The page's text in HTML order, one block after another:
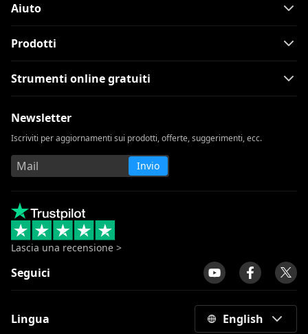
Aiuto
Prodotti
Strumenti online gratuiti
Newsletter
Iscriviti per aggiornamenti sui prodotti, offerte, suggerimenti, ecc.
Invio
Lascia una recensione >
Seguici
Lingua English